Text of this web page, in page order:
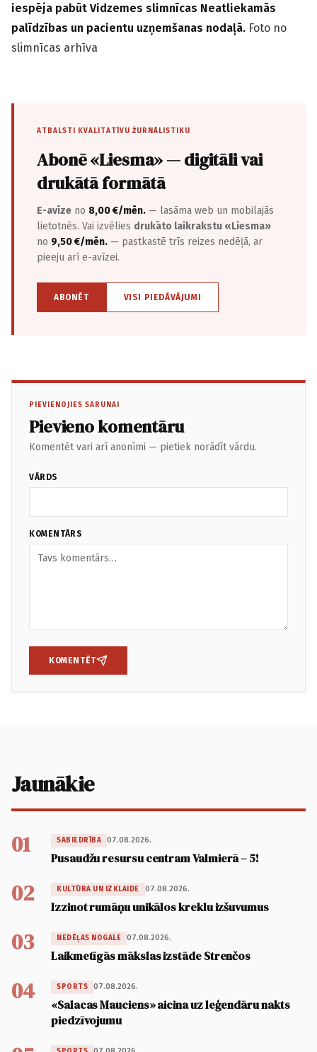
iespēja pabūt Vidzemes slimnīcas Neatliekamās
palīdzības un pacientu uzņemšanas nodaļā. Foto no
slimnīcas arhīva
ATBALSTI KVALITATĪVU ŽURNĀLISTIKU
Abonē «Liesma» — digitāli vai
drukātā formātā
E-avīze no 8,00 €/mēn. — lasāma web un mobilajās
lietotnēs. Vai izvēlies drukāto laikrakstu «Liesma»
no 9,50 €/mēn. — pastkastē trīs reizes nedēļā, ar
pieeju arī e-avīzei.
ABONĒT VISI PIEDĀVĀJUMI
PIEVIENOJIES SARUNAI
Pievieno komentāru
Komentēt vari arī anonīmi — pietiek norādīt vārdu.
VĀRDS
KOMENTĀRS
KOMENTĒT
Jaunākie
01 SABIEDRĪBA 07.08.2026.
Pusaudžu resursu centram Valmierā – 5!
02 KULTŪRA UN IZKLAIDE 07.08.2026.
Izzinot rumāņu unikālos kreklu izšuvumus
03 NEDĒĻAS NOGALE 07.08.2026.
Laikmetīgās mākslas izstāde Strenčos
04 SPORTS 07.08.2026.
«Salacas Mauciens» aicina uz leģendāru nakts
piedzīvojumu